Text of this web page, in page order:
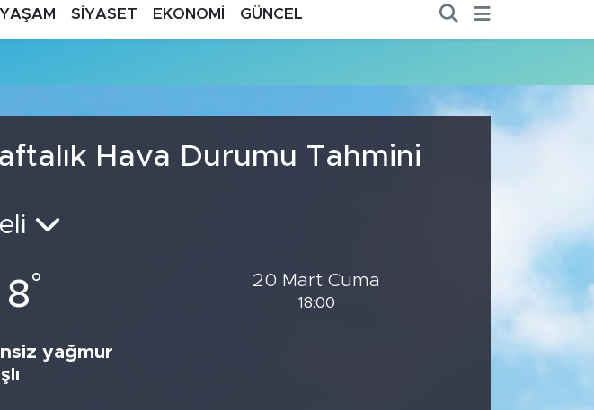
YAŞAM SİYASET EKONOMİ GÜNCEL
Hava Durumu Tahmini
8°
yağmur
20 Mart Cuma
18:00